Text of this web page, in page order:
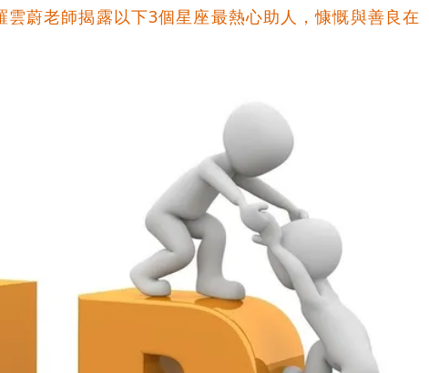
蔚老師揭露以下3個星座最熱心助人，慷慨與善良在